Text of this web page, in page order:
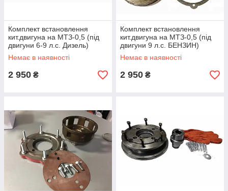
Комплект встановлення
кит.двигуна на МТЗ-0,5 (під
двигуни 6-9 л.с. Дизель)
розбовтування 127 мм
Немає в наявності
2 950 ₴
Комплект встановлення
кит.двигуна на МТЗ-0,5 (під
двигуни 9 л.с. БЕНЗИН)
розбовтування 113 мм
Немає в наявності
2 950 ₴